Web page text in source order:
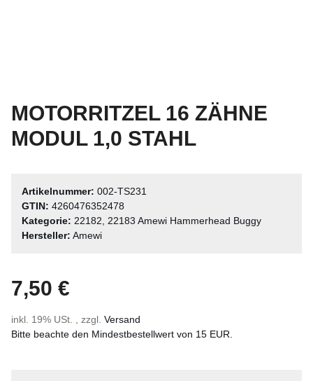
MOTORRITZEL 16 ZÄHNE
MODUL 1,0 STAHL
Artikelnummer: 002-TS231
GTIN: 4260476352478
Kategorie: 22182, 22183 Amewi Hammerhead Buggy
Hersteller: Amewi
7,50 €
inkl. 19% USt. , zzgl. Versand
Bitte beachte den Mindestbestellwert von 15 EUR.